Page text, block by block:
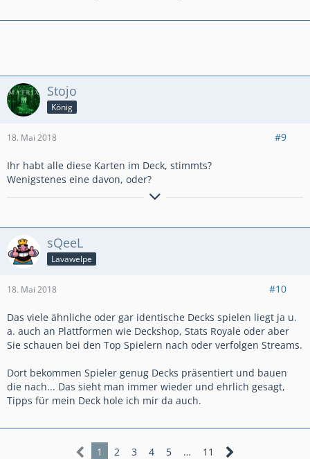
Stojo
König
18. Mai 2018 #9
Ihr habt alle diese Karten im Deck, stimmts?
Wenigstenes eine davon, oder?
Clankürzel #2V22CLC / The Matrix has you
sQeeL
Lavawelpe
18. Mai 2018 #10
Das viele ähnliche oder gar identische Decks spielen liegt ja u.
a. auch an Plattformen wie Deckshop, Stats Royale oder aber
Sie schauen bei den Top Spielern nach oder verfolgen Streams.
Dort bekommen Spieler genug Decks präsentiert und bauen
die nach... Das sieht man immer wieder und ehrlich gesagt,
Tipps für mein Deck hole ich mir da auch.
1 2 3 4 5 … 11